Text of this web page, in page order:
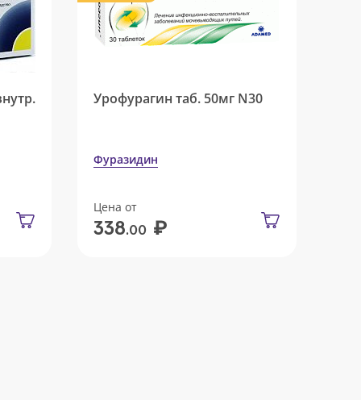
Урофурагин таб. 50мг N30
Фуразидин
Цена от
338.00 ₽